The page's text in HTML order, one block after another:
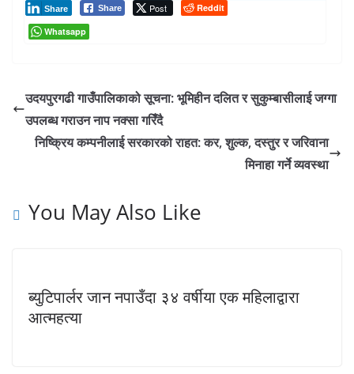
Share Post
Share
Reddit
Whatsapp
उदयपुरगढी गाउँपालिकाको सूचना: भूमिहीन दलित र सुकुम्बासीलाई जग्गा
उपलब्ध गराउन नाप नक्सा गरिँदै
निष्क्रिय कम्पनीलाई सरकारको राहत: कर, शुल्क, दस्तुर र जरिवाना
मिनाहा गर्ने व्यवस्था
You May Also Like
ब्युटिपार्लर जान नपाउँदा ३४ वर्षीया एक महिलाद्वारा
आत्महत्या